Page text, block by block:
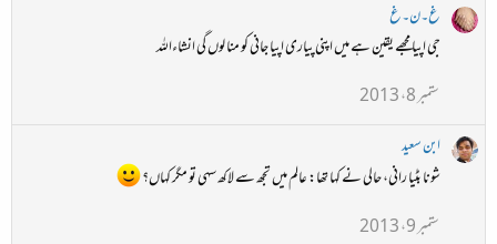
غ۔ن۔غ
جی اپیا مجھے یقین ہے میں اپنی پیاری اپیا جانی کو منا لوں گی انشاءاللہ
ستمبر 8، 2013
ابن سعید
شونا بٹیا رانی، حالی نے کہا تھا: عالم میں تجھ سے لاکھ سہی تو مگر کہاں؟
ستمبر 9، 2013